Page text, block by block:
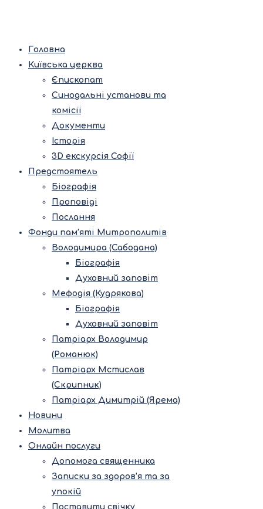
Головна
Київська церква
Єпископат
Синодальні установи та
комісії
Документи
Історія
3D екскурсія Софії
Предстоятель
Біографія
Проповіді
Послання
Фонди пам’яті Митрополитів
Володимира (Сабодана)
Біографія
Духовний заповіт
Мефодія (Кудрякова)
Біографія
Духовний заповіт
Патріарх Володимир
(Романюк)
Патріарх Мстислав
(Скрипник)
Патріарх Димитрій (Ярема)
Новини
Молитва
Онлайн послуги
Допомога священника
Записки за здоров’я та за
упокій
Поставити свічку